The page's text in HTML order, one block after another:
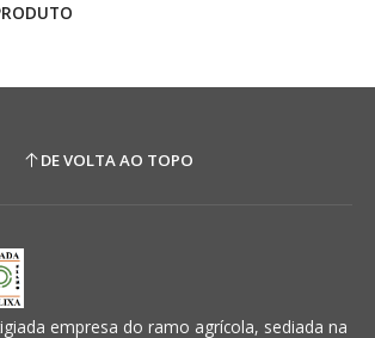
DE VOLTA AO TOPO
empresa do ramo agrícola, sediada na